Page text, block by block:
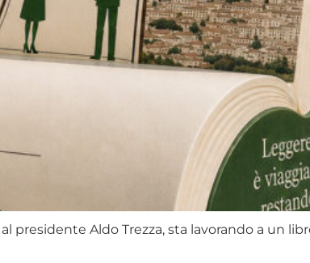
presidente Aldo Trezza, sta lavorando a un